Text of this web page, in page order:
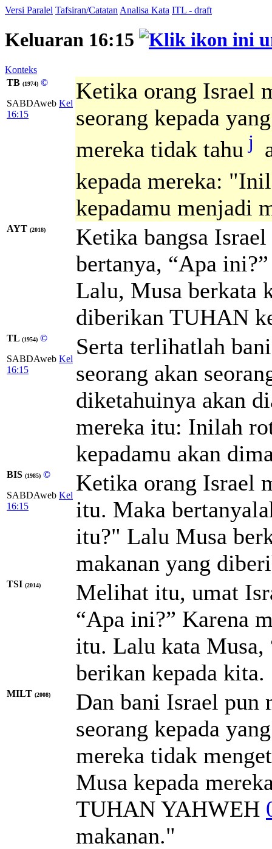
Versi Paralel Tafsiran/Catatan Analisa Kata ITL - draft
Keluaran 16:15
Konteks
TB (1974) ©
SABDAweb Kel
16:15
Ketika orang Israel
seorang kepada
mereka tidak tahu j
kepada mereka:
kepadamu menjadi
AYT (2018)
Ketika bangsa
bertanya, “Apa
Lalu, Musa berkata
diberikan TUHAN
TL (1954) ©
SABDAweb Kel
16:15
Serta terlihatlah
seorang akan
diketahuinya akan
mereka itu: Inilah
kepadamu akan
BIS (1985) ©
SABDAweb Kel
16:15
Ketika orang Israel
itu. Maka
itu?" Lalu Musa
makanan yang
TSI (2014)
Melihat itu, umat
“Apa ini?” Karena
itu. Lalu kata
berikan kepada kita.
MILT (2008)
Dan bani Israel pun
seorang kepada
mereka tidak
Musa kepada
TUHAN YAHWEH
makanan."